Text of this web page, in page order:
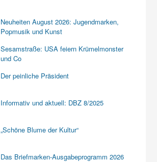
Neuheiten August 2026: Jugendmarken,
Popmusik und Kunst
Sesamstraße: USA feiern Krümelmonster
und Co
Der peinliche Präsident
Informativ und aktuell: DBZ 8/2025
„Schöne Blume der Kultur“
Das Briefmarken-Ausgabeprogramm 2026